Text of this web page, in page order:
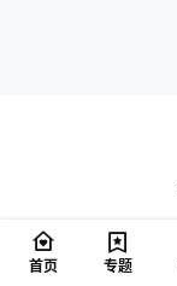
首页 专题